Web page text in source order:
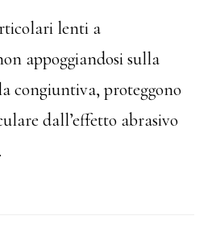
lenti a
appoggiandosi sulla
congiuntiva, proteggono
dall’effetto abrasivo